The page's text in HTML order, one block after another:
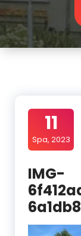
11
Spa, 2023
IMG-